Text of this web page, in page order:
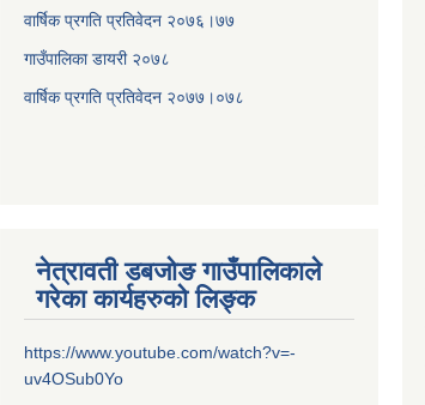
वार्षिक प्रगति प्रतिवेदन २०७६।७७
गाउँपालिका डायरी २०७८
वार्षिक प्रगति प्रतिवेदन २०७७।०७८
नेत्रावती डबजोङ गाउँपालिकाले
गरेका कार्यहरुको लिङ्क
https://www.youtube.com/watch?v=-
uv4OSub0Yo